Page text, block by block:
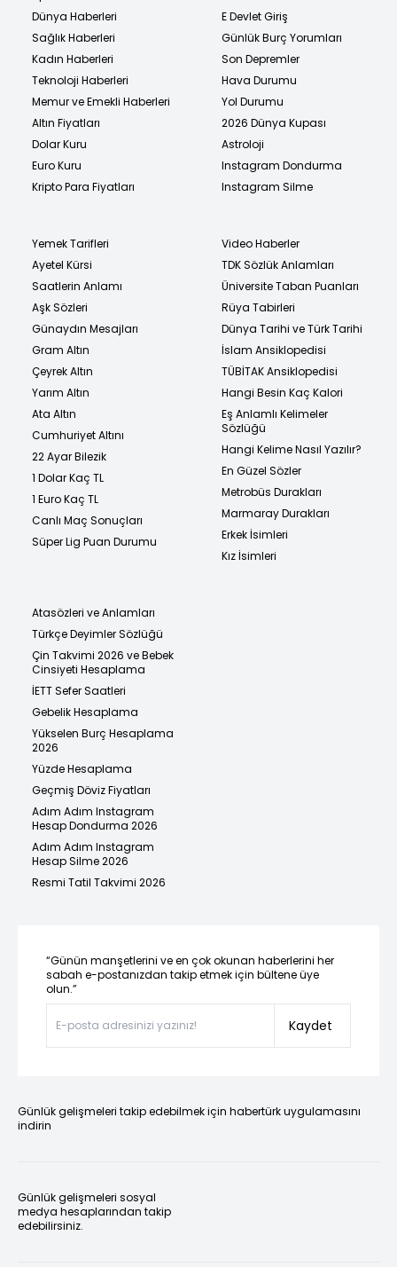
Dünya Haberleri
Sağlık Haberleri
Kadın Haberleri
Teknoloji Haberleri
Memur ve Emekli Haberleri
Altın Fiyatları
Dolar Kuru
Euro Kuru
Kripto Para Fiyatları
E Devlet Giriş
Günlük Burç Yorumları
Son Depremler
Hava Durumu
Yol Durumu
2026 Dünya Kupası
Astroloji
Instagram Dondurma
Instagram Silme
Yemek Tarifleri
Ayetel Kürsi
Saatlerin Anlamı
Aşk Sözleri
Günaydın Mesajları
Gram Altın
Çeyrek Altın
Yarım Altın
Ata Altın
Cumhuriyet Altını
22 Ayar Bilezik
1 Dolar Kaç TL
1 Euro Kaç TL
Canlı Maç Sonuçları
Süper Lig Puan Durumu
Video Haberler
TDK Sözlük Anlamları
Üniversite Taban Puanları
Rüya Tabirleri
Dünya Tarihi ve Türk Tarihi
İslam Ansiklopedisi
TÜBİTAK Ansiklopedisi
Hangi Besin Kaç Kalori
Eş Anlamlı Kelimeler
Sözlüğü
Hangi Kelime Nasıl Yazılır?
En Güzel Sözler
Metrobüs Durakları
Marmaray Durakları
Erkek İsimleri
Kız İsimleri
Atasözleri ve Anlamları
Türkçe Deyimler Sözlüğü
Çin Takvimi 2026 ve Bebek
Cinsiyeti Hesaplama
İETT Sefer Saatleri
Gebelik Hesaplama
Yükselen Burç Hesaplama
2026
Yüzde Hesaplama
Geçmiş Döviz Fiyatları
Adım Adım Instagram
Hesap Dondurma 2026
Adım Adım Instagram
Hesap Silme 2026
Resmi Tatil Takvimi 2026
“Günün manşetlerini ve en çok okunan haberlerini her
sabah e-postanızdan takip etmek için bültene üye
olun.”
Kaydet
Günlük gelişmeleri takip edebilmek için habertürk uygulamasını
indirin
Günlük gelişmeleri sosyal
medya hesaplarından takip
edebilirsiniz.